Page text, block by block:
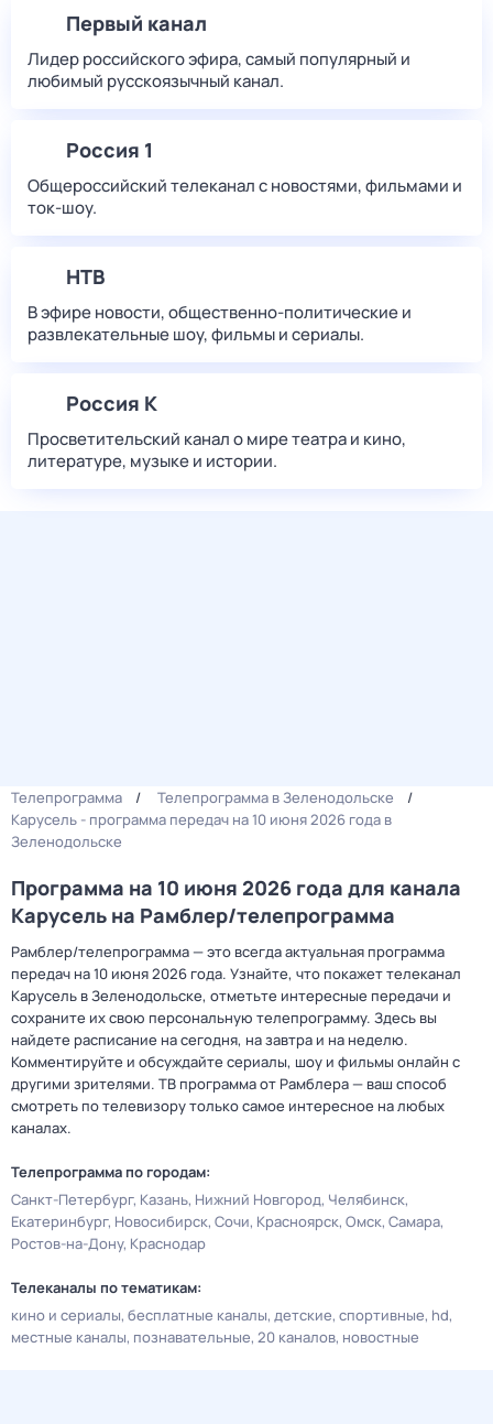
Первый канал
Лидер российского эфира, самый популярный и
любимый русскоязычный канал.
Россия 1
Общероссийский телеканал с новостями, фильмами и
ток-шоу.
НТВ
В эфире новости, общественно-политические и
развлекательные шоу, фильмы и сериалы.
Россия К
Просветительский канал о мире театра и кино,
литературе, музыке и истории.
Телепрограмма
Телепрограмма в Зеленодольске
Карусель - программа передач на 10 июня 2026 года в
Зеленодольске
Программа на 10 июня 2026 года для канала
Карусель на Рамблер/телепрограмма
Рамблер/телепрограмма — это всегда актуальная программа
передач на 10 июня 2026 года. Узнайте, что покажет телеканал
Карусель в Зеленодольске, отметьте интересные передачи и
сохраните их свою персональную телепрограмму. Здесь вы
найдете расписание на сегодня, на завтра и на неделю.
Комментируйте и обсуждайте сериалы, шоу и фильмы онлайн с
другими зрителями. ТВ программа от Рамблера — ваш способ
смотреть по телевизору только самое интересное на любых
каналах.
Телепрограмма по городам:
Санкт-Петербург Казань Нижний Новгород Челябинск
Екатеринбург Новосибирск Сочи Красноярск Омск Самара
Ростов-на-Дону Краснодар
Телеканалы по тематикам:
кино и сериалы бесплатные каналы детские спортивные hd
местные каналы познавательные 20 каналов новостные